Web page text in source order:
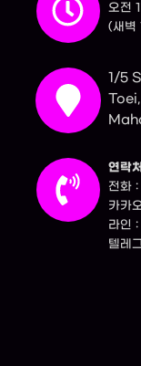
오전
(새벽
1/5
연락처
전화
카카
라인
텔레